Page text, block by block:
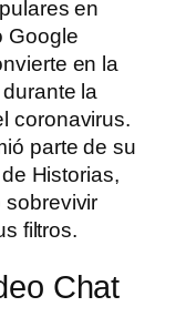
en
Google
en la
la
coronavirus.
parte de su
Historias,
sobrevivir
filtros.
Chat